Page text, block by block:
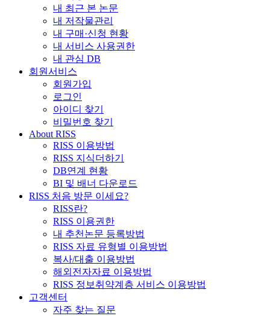
내 최근 본 논문
내 저작물관리
내 구매·신청 현황
내 서비스 사용권한
내 관심 DB
회원서비스
회원가입
로그인
아이디 찾기
비밀번호 찾기
About RISS
RISS 이용방법
RISS 지식더하기
DB연계 현황
BI 및 배너 다운로드
RISS 처음 방문 이세요?
RISS란?
RISS 이용권한
내 추천논문 등록방법
RISS 자료 유형별 이용방법
복사/대출 이용방법
해외전자자료 이용방법
RISS 정보취약계층 서비스 이용방법
고객센터
자주 찾는 질문